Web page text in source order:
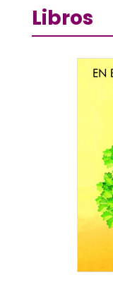
Libros